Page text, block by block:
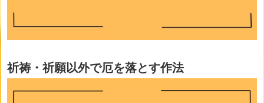
祈祷・祈願以外で厄を落とす作法